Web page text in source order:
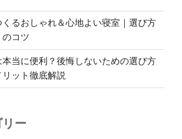
るおしゃれ＆心地よい寝室｜選び方
のコツ
当に便利？後悔しないための選び方
ット徹底解説
ー